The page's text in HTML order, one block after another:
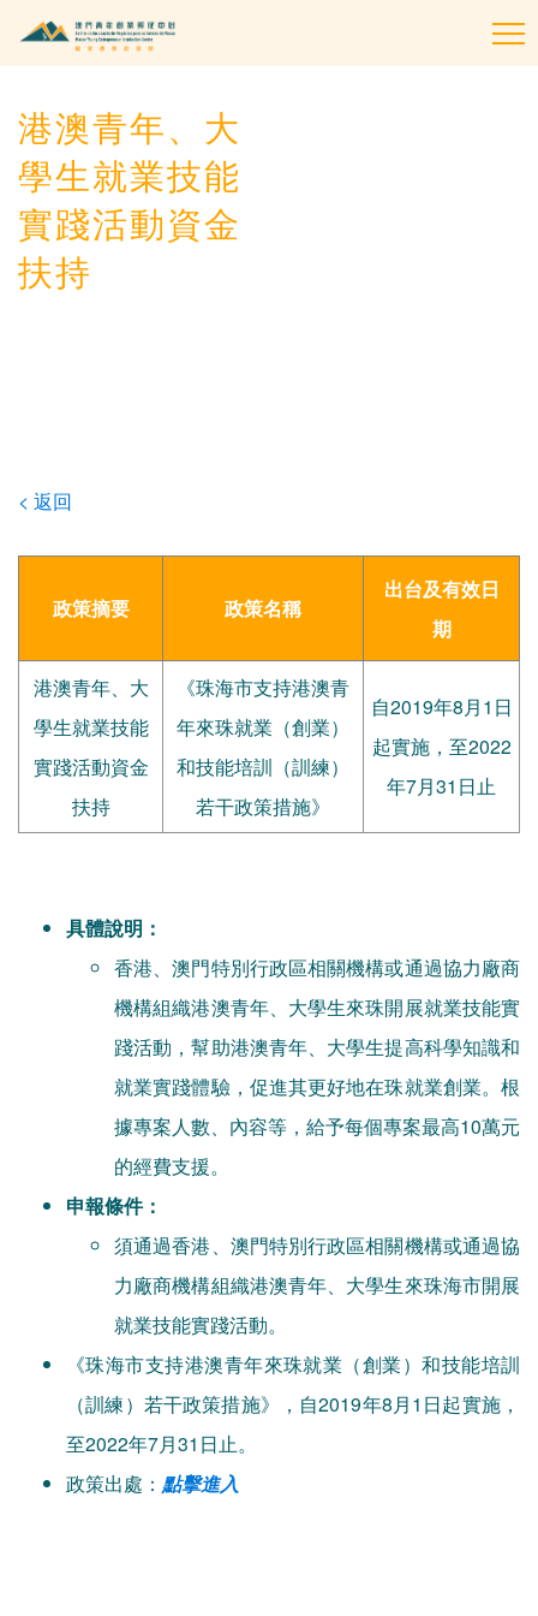
港澳青年、大
學生就業技能
實踐活動資金
扶持
< 返回
政策摘要 政策名稱
出台及有效日
期
港澳青年、大
學生就業技能
實踐活動資金
扶持
《珠海市支持港澳青
年來珠就業（創業）
和技能培訓（訓練）
若干政策措施》
自2019年8月1日
起實施，至2022
年7月31日止
具體說明：
香港、澳門特別行政區相關機構或通過協力廠商
機構組織港澳青年、大學生來珠開展就業技能實
踐活動，幫助港澳青年、大學生提高科學知識和
就業實踐體驗，促進其更好地在珠就業創業。根
據專案人數、內容等，給予每個專案最高10萬元
的經費支援。
申報條件：
須通過香港、澳門特別行政區相關機構或通過協
力廠商機構組織港澳青年、大學生來珠海市開展
就業技能實踐活動。
《珠海市支持港澳青年來珠就業（創業）和技能培訓
（訓練）若干政策措施》，自2019年8月1日起實施，
至2022年7月31日止。
政策出處： 點擊進入